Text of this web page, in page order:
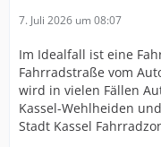
7. Juli 2026 um 08:07
Im Idealfall ist eine
Fahrradstraße vom
wird in vielen Fällen
Kassel-Wehlheiden
Stadt Kassel